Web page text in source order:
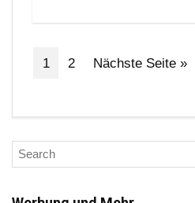
1 2 Nächste Seite »